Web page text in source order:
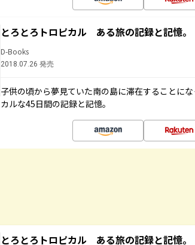
とろとろトロピカル ある旅の記録と記憶
D-Books
2018.07.26 発売
子供の頃から夢見ていた南の島に滞在することに
カルな45日間の記録と記憶。
とろとろトロピカル ある旅の記録と記憶